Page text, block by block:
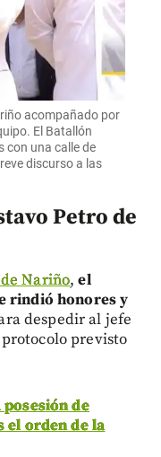
acompañado por
El Batallón
con una calle de
discurso a las
Petro de
Nariño, el
rindió honores y
despedir al jefe
previsto
de
el orden de la